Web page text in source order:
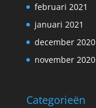
februari 2021
januari 2021
december 2020
november 2020
Categorieën